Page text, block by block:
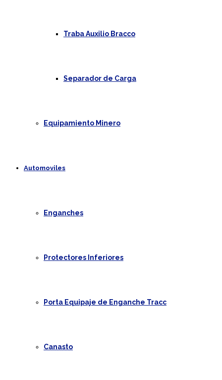
Traba Auxilio Bracco
Separador de Carga
Equipamiento Minero
Automoviles
Enganches
Protectores Inferiores
Porta Equipaje de Enganche Tracc
Canasto